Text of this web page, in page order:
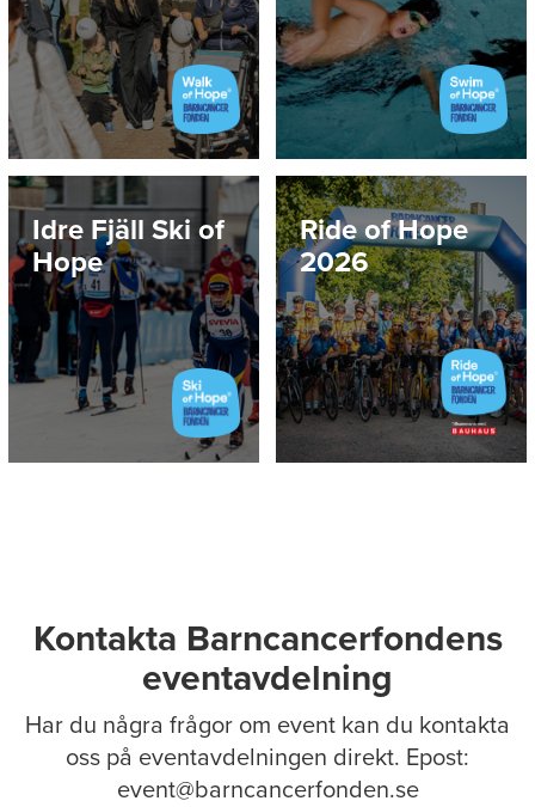
Idre Fjäll Ski of
Hope
Ride of Hope
2026
Kontakta Barncancerfondens
eventavdelning
Har du några frågor om event kan du kontakta
oss på eventavdelningen direkt. Epost:
event@barncancerfonden.se